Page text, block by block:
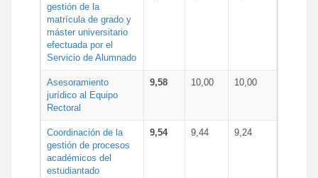
gestión de la
matrícula de grado y
máster universitario
efectuada por el
Servicio de Alumnado
Asesoramiento
jurídico al Equipo
Rectoral
9,58 10,00 10,00
Coordinación de la
gestión de procesos
académicos del
estudiantado
9,54 9,44 9,24